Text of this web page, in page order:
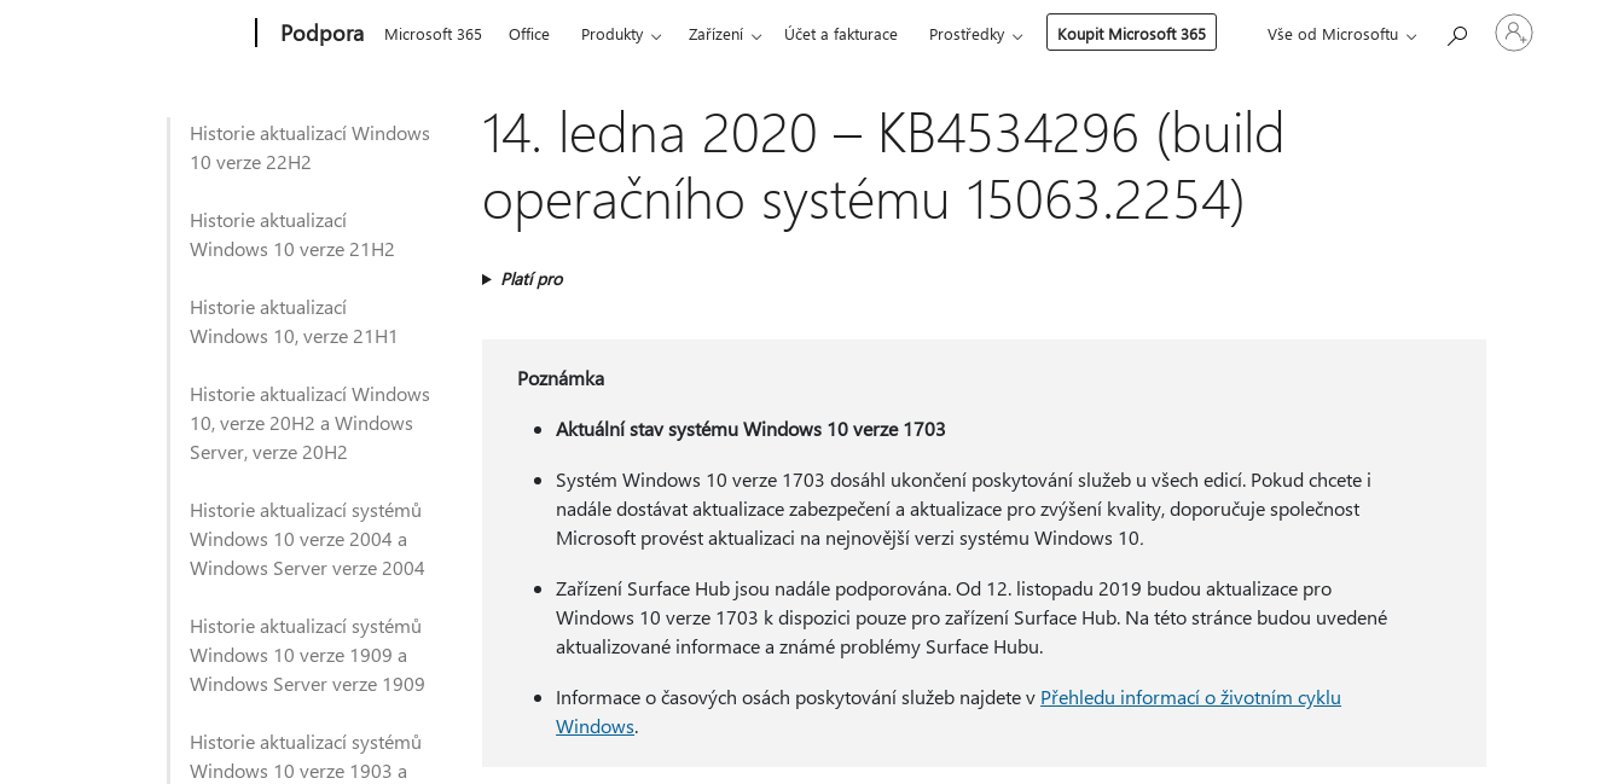
Podpora Microsoft 365 Office Produkty Zařízení Účet a fakturace Prostředky Koupit Microsoft 365 Vše od Microsoftu
Přihlaste
se
Historie aktualizací Windows
10 verze 22H2
Historie aktualizací
Windows 10 verze 21H2
Historie aktualizací
Windows 10, verze 21H1
Historie aktualizací Windows
10, verze 20H2 a Windows
Server, verze 20H2
Historie aktualizací systémů
Windows 10 verze 2004 a
Windows Server verze 2004
Historie aktualizací systémů
Windows 10 verze 1909 a
Windows Server verze 1909
Historie aktualizací systémů
Windows 10 verze 1903 a
14. ledna 2020 – KB4534296 (build
operačního systému 15063.2254)
Platí pro
Poznámka
Aktuální stav systému Windows 10 verze 1703
Systém Windows 10 verze 1703 dosáhl ukončení poskytování služeb u všech edicí. Pokud chcete i
nadále dostávat aktualizace zabezpečení a aktualizace pro zvýšení kvality, doporučuje společnost
Microsoft provést aktualizaci na nejnovější verzi systému Windows 10.
Zařízení Surface Hub jsou nadále podporována. Od 12. listopadu 2019 budou aktualizace pro
Windows 10 verze 1703 k dispozici pouze pro zařízení Surface Hub. Na této stránce budou uvedené
aktualizované informace a známé problémy Surface Hubu.
Informace o časových osách poskytování služeb najdete v Přehledu informací o životním cyklu
Windows.